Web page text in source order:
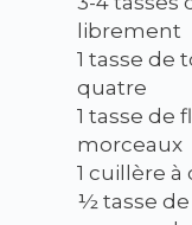
librement
1 tasse de
quatre
1 tasse de
morceaux
1 cuillère à
½ tasse